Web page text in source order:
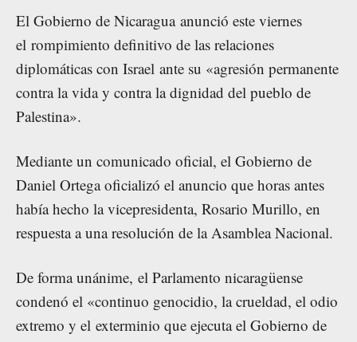
El Gobierno de Nicaragua anunció este viernes
el rompimiento definitivo de las relaciones
diplomáticas con Israel ante su «agresión permanente
contra la vida y contra la dignidad del pueblo de
Palestina».
Mediante un comunicado oficial, el Gobierno de
Daniel Ortega oficializó el anuncio que horas antes
había hecho la vicepresidenta, Rosario Murillo, en
respuesta a una resolución de la Asamblea Nacional.
De forma unánime, el Parlamento nicaragüense
condenó el «continuo genocidio, la crueldad, el odio
extremo y el exterminio que ejecuta el Gobierno de